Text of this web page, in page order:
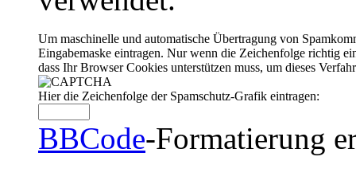
Um maschinelle und automatische Übertragung von
Eingabemaske eintragen. Nur wenn die Zeichenfolge richtig
dass Ihr Browser Cookies unterstützen muss, um dieses
Hier die Zeichenfolge der Spamschutz-Grafik eintragen:
BBCode-Formatierung